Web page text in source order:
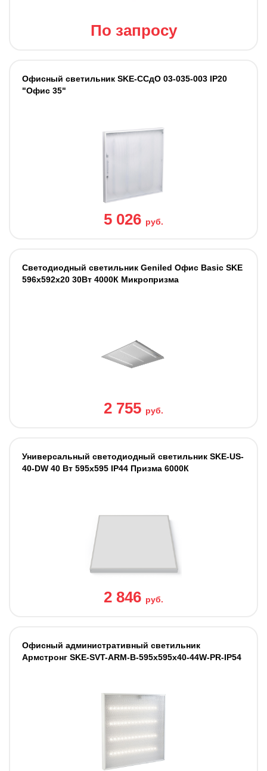
По запросу
Офисный светильник SKE-ССдО 03-035-003 IP20
"Офис 35"
5 026 руб.
Светодиодный светильник Geniled Офис Basic SKE
596х592х20 30Вт 4000К Микропризма
2 755 руб.
Универсальный светодиодный светильник SKE-US-
40-DW 40 Вт 595х595 IP44 Призма 6000К
2 846 руб.
Офисный административный светильник
Армстронг SKE-SVT-ARM-B-595x595x40-44W-PR-IP54